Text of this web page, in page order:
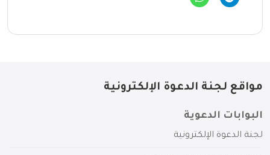
مواقع لجنة الدعوة الإلكترونية
البوابات الدعوية
لجنة الدعوة الإلكترونية